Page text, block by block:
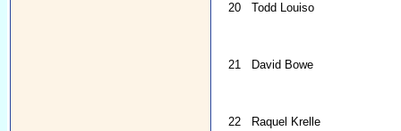
20 Todd Louiso
21 David Bowe
22 Raquel Krelle